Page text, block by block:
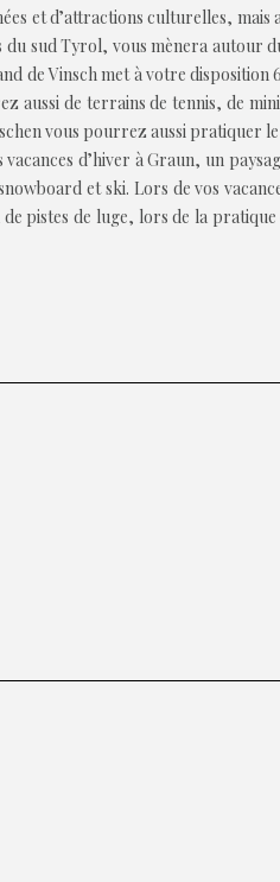
et d’attractions culturelles,
sud Tyrol, vous mènera autour
de Vinsch met à votre
aussi de terrains de tennis, de
vous pourrez aussi pratiquer
d’hiver à Graun, un
et ski. Lors de vos
pistes de luge, lors de la